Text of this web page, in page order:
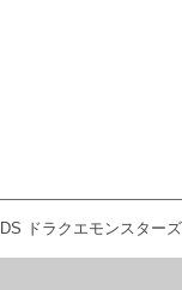
ドラクエモンスター